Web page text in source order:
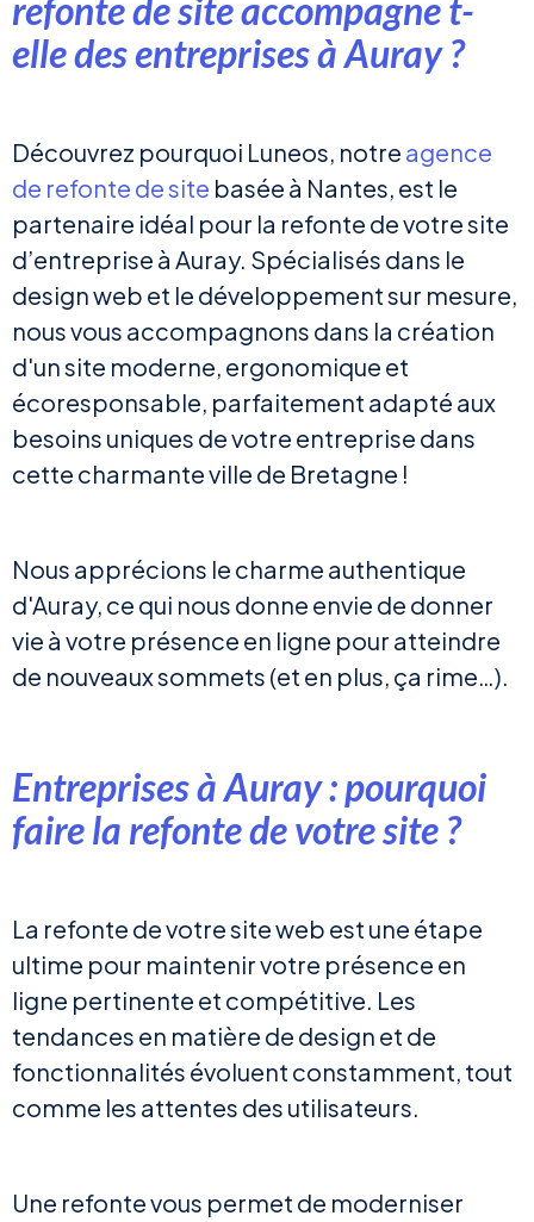
refonte de site accompagne t-
elle des entreprises à Auray ?
Découvrez pourquoi Luneos, notre agence
de refonte de site basée à Nantes, est le
partenaire idéal pour la refonte de votre site
d’entreprise à Auray. Spécialisés dans le
design web et le développement sur mesure,
nous vous accompagnons dans la création
d'un site moderne, ergonomique et
écoresponsable, parfaitement adapté aux
besoins uniques de votre entreprise dans
cette charmante ville de Bretagne !
Nous apprécions le charme authentique
d'Auray, ce qui nous donne envie de donner
vie à votre présence en ligne pour atteindre
de nouveaux sommets (et en plus, ça rime…).
Entreprises à Auray : pourquoi
faire la refonte de votre site ?
La refonte de votre site web est une étape
ultime pour maintenir votre présence en
ligne pertinente et compétitive. Les
tendances en matière de design et de
fonctionnalités évoluent constamment, tout
comme les attentes des utilisateurs.
Une refonte vous permet de moderniser